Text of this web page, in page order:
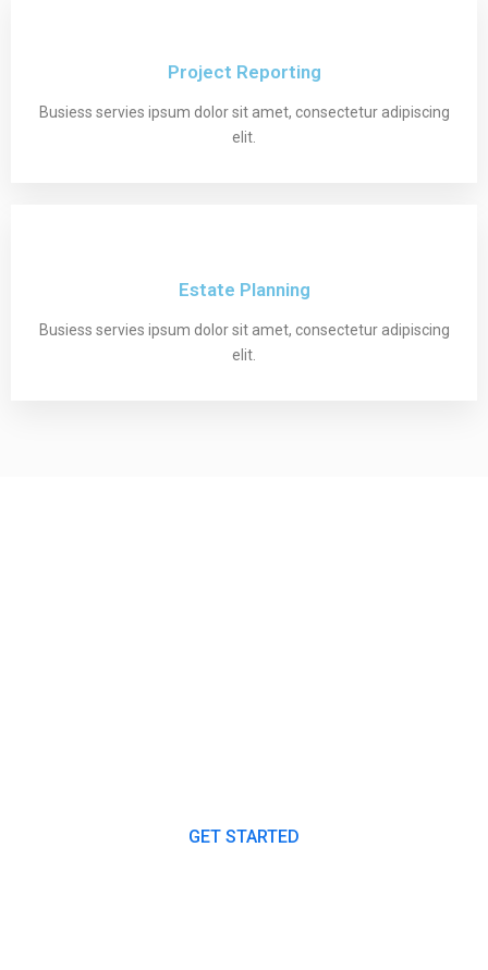
Project Reporting
Busiess servies ipsum dolor sit amet, consectetur adipiscing
elit.
Estate Planning
Busiess servies ipsum dolor sit amet, consectetur adipiscing
elit.
GET STARTED